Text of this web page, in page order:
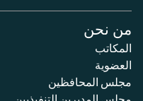
من نحن
المكاتب
العضوية
مجلس المحافظين